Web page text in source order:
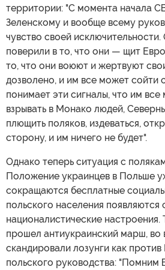
территории: "С момента начала
Зеленскому и вообще всему
чувство своей
поверили в то, что они — щит
то, что они воюют и жертвуют
дозволено, и им все может сойти
понимает эти сигналы, что им
взрывать в Монако людей,
плющить поляков, издеваться,
сторону, и им ничего не будет".
Однако теперь ситуация с
Положение украинцев в Польше
сокращаются бесплатные
польского населения
националистические настроения.
прошел антиукраинский марш,
скандировали лозунги как против
польского руководства: